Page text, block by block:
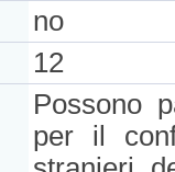
no
12
Possono
per il